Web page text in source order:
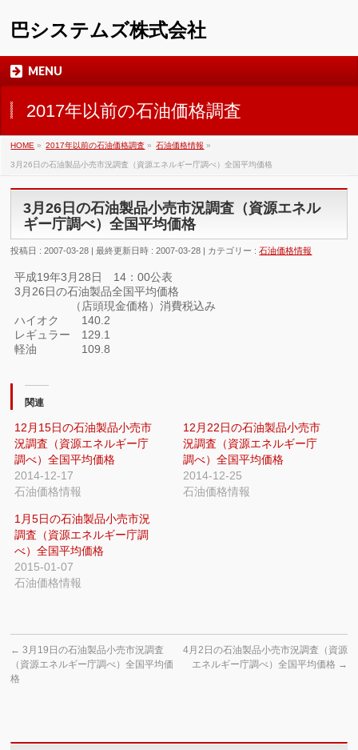
巴システムズ株式会社
MENU
2017年以前の石油価格調査
HOME » 2017年以前の石油価格調査 » 石油価格情報 »
3月26日の石油製品小売市況調査（資源エネルギー庁調べ）全国平均価格
3月26日の石油製品小売市況調査（資源エネル
ギー庁調べ）全国平均価格
投稿日 : 2007-03-28 最終更新日時 : 2007-03-28 カテゴリー :石油価格情報
平成19年3月28日 14：00公表
3月26日の石油製品全国平均価格
（店頭現金価格）消費税込み
ハイオク 140.2
レギュラー 129.1
軽油 109.8
関連
12月15日の石油製品小売市
況調査（資源エネルギー庁
調べ）全国平均価格
2014-12-17
石油価格情報
12月22日の石油製品小売市
況調査（資源エネルギー庁
調べ）全国平均価格
2014-12-25
石油価格情報
1月5日の石油製品小売市況
調査（資源エネルギー庁調
べ）全国平均価格
2015-01-07
石油価格情報
← 3月19日の石油製品小売市況調査
（資源エネルギー庁調べ）全国平均価
格
4月2日の石油製品小売市況調査（資源
エネルギー庁調べ）全国平均価格 →